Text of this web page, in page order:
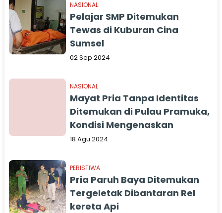
NASIONAL
Pelajar SMP Ditemukan
Tewas di Kuburan Cina
Sumsel
02 Sep 2024
NASIONAL
Mayat Pria Tanpa Identitas
Ditemukan di Pulau Pramuka,
Kondisi Mengenaskan
18 Agu 2024
PERISTIWA
Pria Paruh Baya Ditemukan
Tergeletak Dibantaran Rel
kereta Api